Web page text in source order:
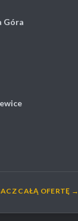
Góra
CAŁĄ OFERTĘ →